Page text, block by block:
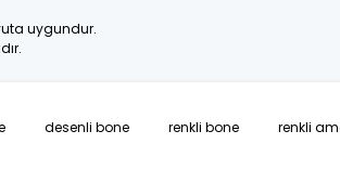
uygundur.
desenli bone renkli bone renkli